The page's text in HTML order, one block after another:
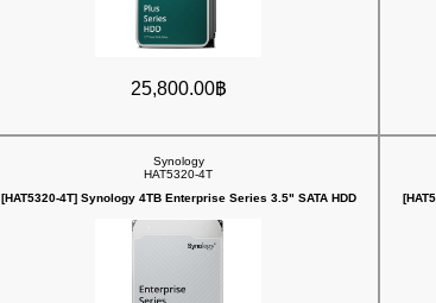
25,800.00฿
Synology
HAT5320-4T
[HAT5320-4T] Synology 4TB Enterprise Series 3.5" SATA HDD